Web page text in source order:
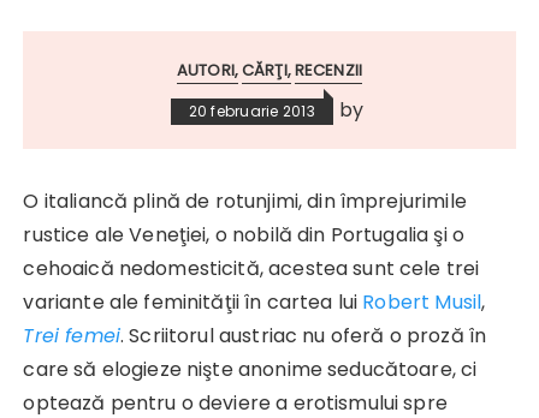
AUTORI CĂRŢI RECENZII
20 februarie 2013 by
O italiancă plină de rotunjimi, din împrejurimile
rustice ale Veneţiei, o nobilă din Portugalia şi o
cehoaică nedomesticită, acestea sunt cele trei
variante ale feminităţii în cartea lui Robert Musil,
Trei femei. Scriitorul austriac nu oferă o proză în
care să elogieze nişte anonime seducătoare, ci
optează pentru o deviere a erotismului spre